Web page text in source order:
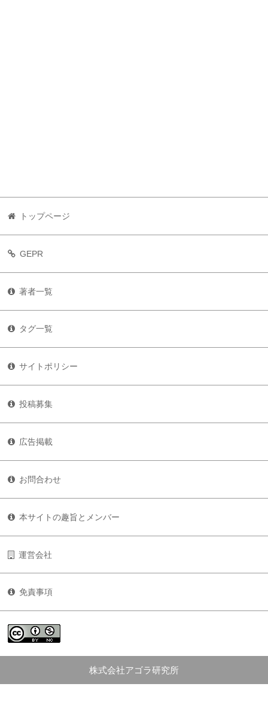
トップページ
GEPR
著者一覧
タグ一覧
サイトポリシー
投稿募集
広告掲載
お問合わせ
本サイトの趣旨とメンバー
運営会社
免責事項
株式会社アゴラ研究所